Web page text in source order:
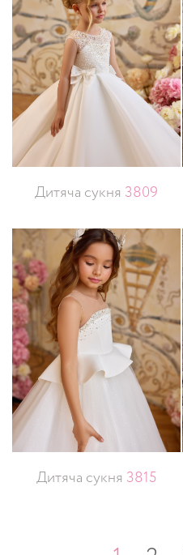
Дитяча сукня 3809
Дитяча сукня 3815